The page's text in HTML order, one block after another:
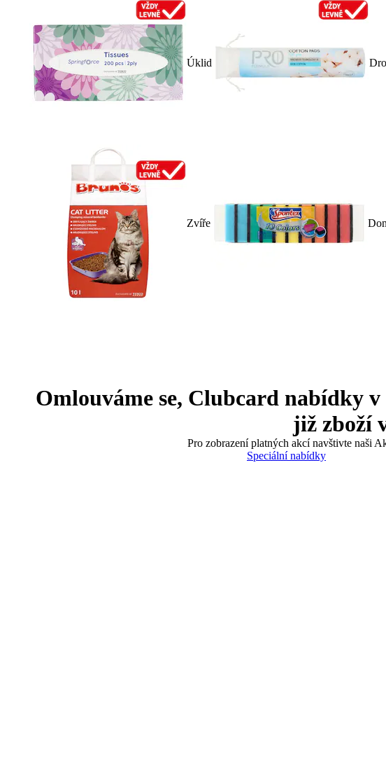
Úklid
Zvíře
Omlouváme se, Clubcard nabídky
již zboží
Pro zobrazení platných akcí navštivte naši
Speciální nabídky